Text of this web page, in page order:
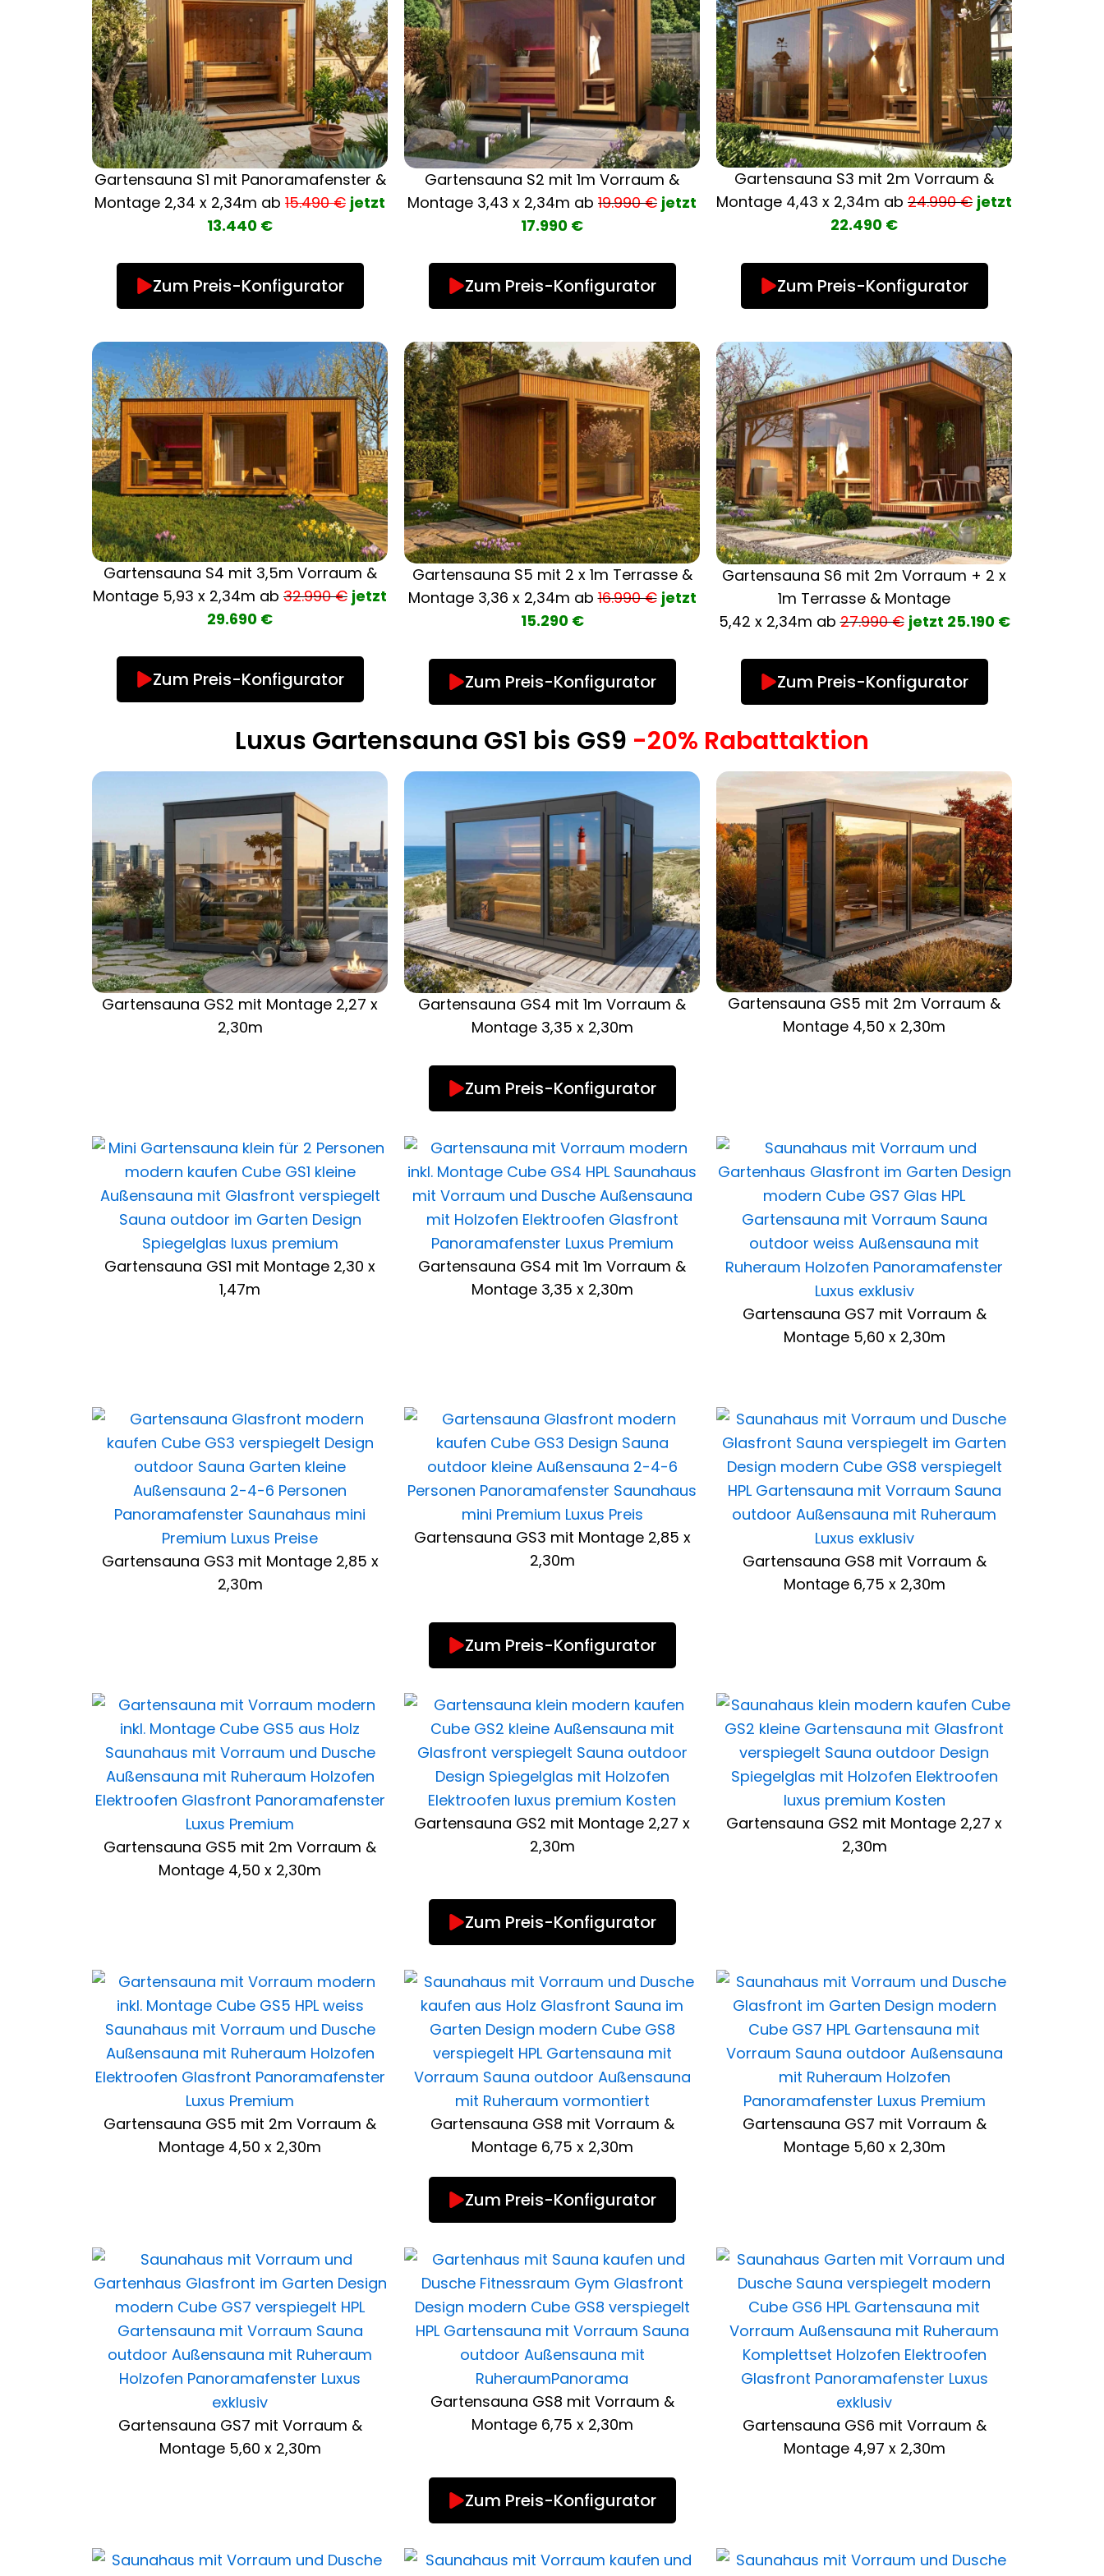
Gartensauna S1 mit Panoramafenster &
Montage 2,34 x 2,34m ab 15.490 € jetzt
13.440 €
Zum Preis-Konfigurator
Gartensauna S2 mit 1m Vorraum &
Montage 3,43 x 2,34m ab 19.990 € jetzt
17.990 €
Zum Preis-Konfigurator
Gartensauna S3 mit 2m Vorraum &
Montage 4,43 x 2,34m ab 24.990 € jetzt
22.490 €
Zum Preis-Konfigurator
Gartensauna S4 mit 3,5m Vorraum &
Montage 5,93 x 2,34m ab 32.990 € jetzt
29.690 €
Zum Preis-Konfigurator
Gartensauna S5 mit 2 x 1m Terrasse &
Montage 3,36 x 2,34m ab16.990 € jetzt
15.290 €
Zum Preis-Konfigurator
Gartensauna S6 mit 2m Vorraum + 2 x
1m Terrasse & Montage
5,42 x 2,34m ab27.990 € jetzt 25.190 €
Zum Preis-Konfigurator
Luxus Gartensauna GS1 bis GS9 -20% Rabattaktion
Gartensauna GS2 mit Montage 2,27 x
2,30m
Gartensauna GS4 mit 1m Vorraum &
Montage 3,35 x 2,30m
Gartensauna GS5 mit 2m Vorraum &
Montage 4,50 x 2,30m
Zum Preis-Konfigurator
Gartensauna GS1 mit Montage 2,30 x
1,47m
Gartensauna GS4 mit 1m Vorraum &
Montage 3,35 x 2,30m
Gartensauna GS7 mit Vorraum &
Montage 5,60 x 2,30m
Gartensauna GS3 mit Montage 2,85 x
2,30m
Gartensauna GS3 mit Montage 2,85 x
2,30m
Gartensauna GS8 mit Vorraum &
Montage 6,75 x 2,30m
Zum Preis-Konfigurator
Gartensauna GS5 mit 2m Vorraum &
Montage 4,50 x 2,30m
Gartensauna GS2 mit Montage 2,27 x
2,30m
Gartensauna GS2 mit Montage 2,27 x
2,30m
Zum Preis-Konfigurator
Gartensauna GS5 mit 2m Vorraum &
Montage 4,50 x 2,30m
Gartensauna GS8 mit Vorraum &
Montage 6,75 x 2,30m
Gartensauna GS7 mit Vorraum &
Montage 5,60 x 2,30m
Zum Preis-Konfigurator
Gartensauna GS7 mit Vorraum &
Montage 5,60 x 2,30m
Gartensauna GS8 mit Vorraum &
Montage 6,75 x 2,30m
Gartensauna GS6 mit Vorraum &
Montage 4,97 x 2,30m
Zum Preis-Konfigurator